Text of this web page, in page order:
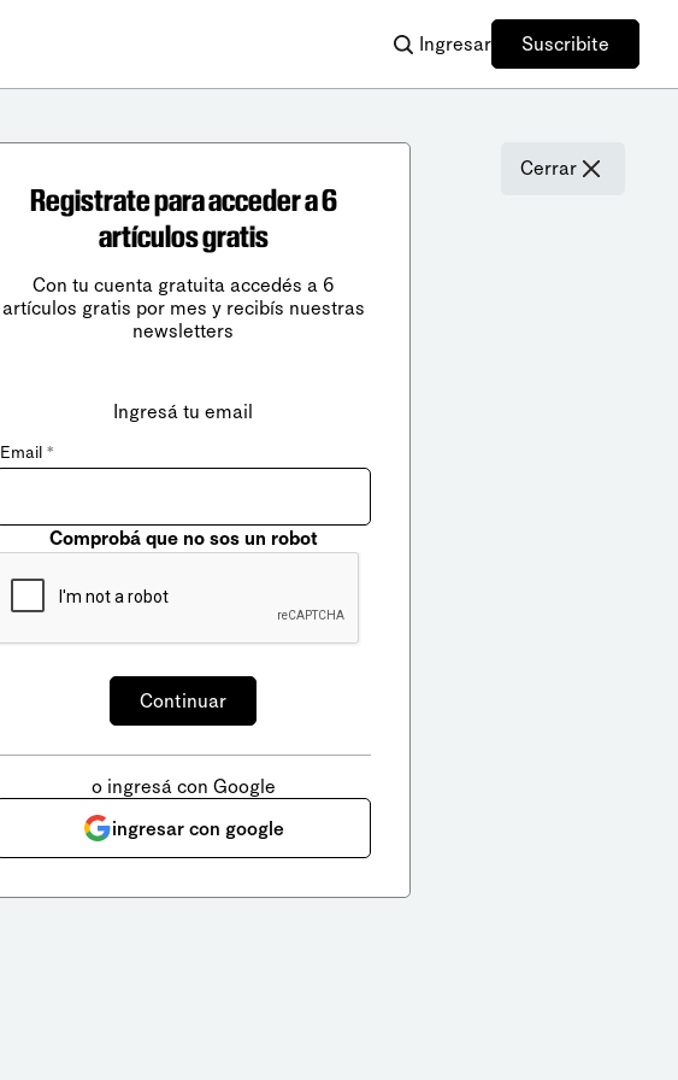
Ingresar Suscribite
Cerrar
Registrate para acceder a 6
artículos gratis
Con tu cuenta gratuita accedés a 6
artículos gratis por mes y recibís nuestras
newsletters
Ingresá tu email
Email *
Comprobá que no sos un robot
o ingresá con Google
ingresar con google